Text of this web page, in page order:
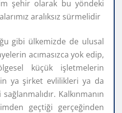
şehir olarak bu yöndeki
aralıksız sürmelidir
gibi ülkemizde de ulusal
acımasızca yok edip,
küçük işletmelerin
ya şirket evlilikleri ya da
Kalkınmanın
geçtiği gerçeğinden